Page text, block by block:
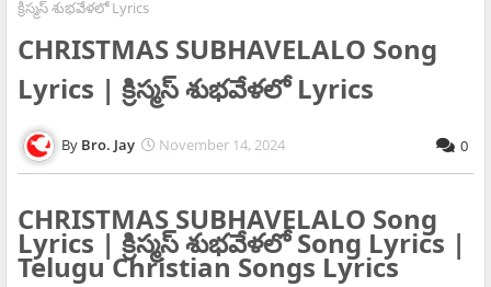
క్రిస్మస్ శుభవేళలో Lyrics
CHRISTMAS SUBHAVELALO Song
Lyrics | క్రిస్మస్ శుభవేళలో Lyrics
Bro. Jay November 14, 2024 0
CHRISTMAS SUBHAVELALO Song
Lyrics | క్రిస్మస్ శుభవేళలో Song Lyrics |
Telugu Christian Songs Lyrics